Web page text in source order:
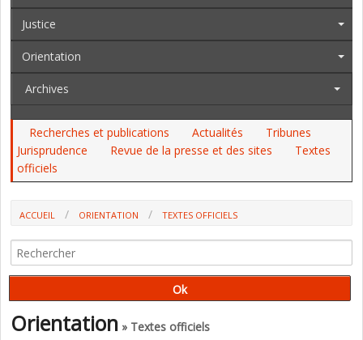
Justice
Orientation
Archives
Recherches et publications Actualités
Tribunes
Jurisprudence
Revue de la presse et des sites
Textes
officiels
ACCUEIL ORIENTATION TEXTES OFFICIELS
Orientation » Textes officiels